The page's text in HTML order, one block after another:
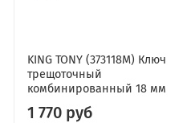
KING TONY (373118M) Ключ
трещоточный
комбинированный 18 мм
1 770 руб